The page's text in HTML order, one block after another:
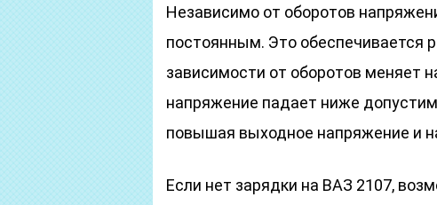
Независимо от оборотов
постоянным. Это обеспечивается
зависимости от оборотов меняет
напряжение падает ниже
повышая выходное напряжение и
Если нет зарядки на ВАЗ 2107,